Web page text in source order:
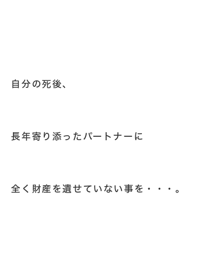
自分の死後、
長年寄り添ったパートナーに
全く財産を遺せていない事を・・・。